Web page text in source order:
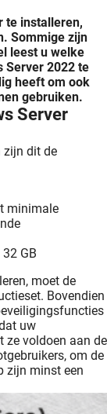
te installeren,
Sommige zijn
leest u welke
Server 2022 te
heeft om ook
gebruiken.
Server
zijn dit de
minimale
GB
moet de
Bovendien
uw
ze voldoen aan de
om de
zijn minst een